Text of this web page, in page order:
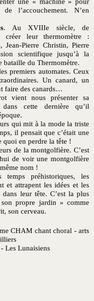
l’accouchement. N’en
. Au XVIIIe siècle, de
créer leur thermomètre :
Jean-Pierre Christin, Pierre
scientifique jusqu’à la
bataille du Thermomètre.
premiers automates. Ceux
Un canard, un
faire des canards…
vient nous présenter sa
dans cette dernière qu’il
qui mit à la mode la triste
il pensait que c’était une
en perdre la tête !
de la montgolfière. C’est
de voir une montgolfière
nom !
préhistoriques, les
et attrapent les idées et les
leur tête. C’est la plus
propre jardin » comme
son cerveau.
CHAM chant choral - arts
Les Lunaisiens